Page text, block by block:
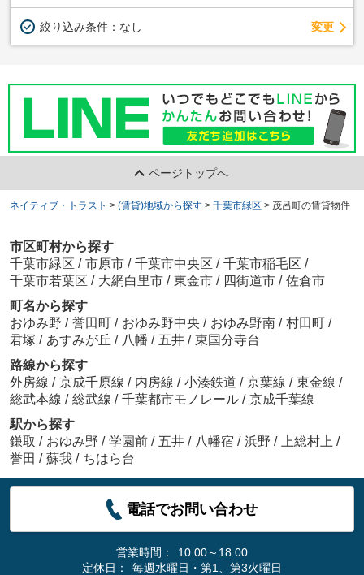
絞り込み条件： なし 変更
ページトップへ
ネイティブ・トラスト > (賃貸)地域から探す > 千葉市緑区 > 茂呂町の賃貸物件
市区町村から探す
千葉市緑区 / 市原市 / 千葉市中央区 / 千葉市稲毛区 /
千葉市若葉区 / 大網白里市 / 東金市 / 四街道市 / 佐倉市
町名から探す
おゆみ野 / 誉田町 / おゆみ野中央 / おゆみ野南 / 村田町 /
君塚 / あすみが丘 / 八幡 / 五井 / 東国分寺台
路線から探す
外房線 / 京成千原線 / 内房線 / 小湊鉄道 / 京葉線 / 東金線 /
総武本線 / 総武線 / 千葉都市モノレール / 京成千葉線
駅から探す
鎌取 / おゆみ野 / 学園前 / 五井 / 八幡宿 / 浜野 / 上総村上 /
誉田 / 蘇我 / ちはら台
電話でお問い合わせ
営業時間：
10:00～18:00
定休日：
毎週水曜日・第1、第3火曜日